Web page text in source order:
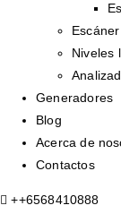
Niveles
Generadores
Blog
Acerca de
Contactos
++6568410888